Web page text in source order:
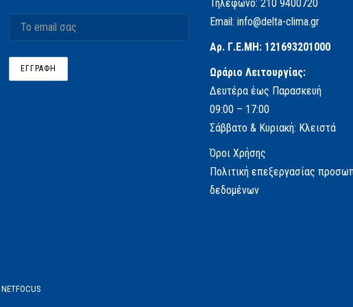
Τηλέφωνο: 210 9400720
Email: info@delta-clima.gr
Αρ. Γ.Ε.ΜΗ: 121693201000
Ωράριο Λειτουργίας:
Δευτέρα έως Παρασκευή
09:00 – 17:00
Σάββατο & Κυριακή: Κλειστά
Όροι Χρήσης
Πολιτική επεξεργασίας
δεδομένων
NETFOCUS